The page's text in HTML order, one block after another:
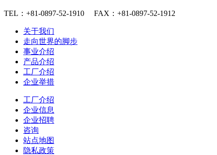
TEL：+81-0897-52-1910 FAX：+81-0897-52-1912
关于我们
走向世界的脚步
事业介绍
产品介绍
工厂介绍
企业举措
工厂介绍
企业信息
企业招聘
咨询
站点地图
隐私政策